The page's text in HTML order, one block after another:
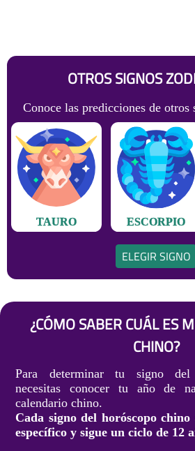
OTROS SIGNOS
Conoce las predicciones de otros
TAURO ESCORPIO
ELEGIR SIGNO
¿CÓMO SABER CUÁL ES
CHINO?
Para determinar tu signo del
necesitas conocer tu año de
calendario chino.
Cada signo del horóscopo
específico y sigue un ciclo de 12